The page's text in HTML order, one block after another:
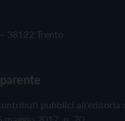
38122 Trento
pubblici all'editoria